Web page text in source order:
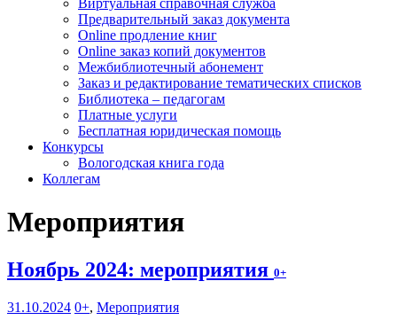
Виртуальная справочная служба
Предварительный заказ документа
Online продление книг
Online заказ копий документов
Межбиблиотечный абонемент
Заказ и редактирование тематических списков
Библиотека – педагогам
Платные услуги
Бесплатная юридическая помощь
Конкурсы
Вологодская книга года
Коллегам
Мероприятия
Ноябрь 2024: мероприятия 0+
31.10.2024 0+, Мероприятия